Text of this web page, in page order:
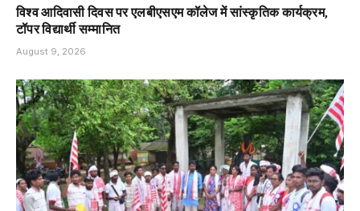
विश्व आदिवासी दिवस पर एलबीएसएम कॉलेज में सांस्कृतिक कार्यक्रम,
टॉपर विद्यार्थी सम्मानित
August 9, 2026